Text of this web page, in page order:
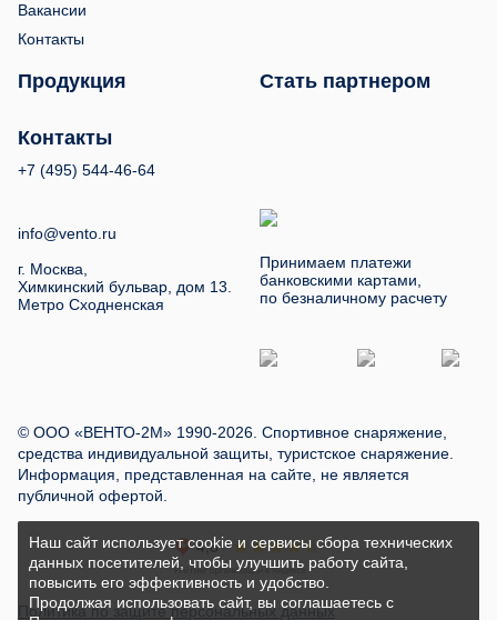
Вакансии
Контакты
Продукция Стать партнером
Контакты
+7 (495) 544-46-64
info@vento.ru
г. Москва,
Химкинский бульвар, дом 13.
Метро Сходненская
Принимаем платежи
банковскими картами,
по безналичному расчету
© ООО «ВЕНТО-2М» 1990-2026. Спортивное снаряжение,
средства индивидуальной защиты, туристское снаряжение.
Информация, представленная на сайте, не является
публичной офертой.
Политика по защите персональных данных
Наш сайт использует cookie и сервисы сбора технических
данных посетителей, чтобы улучшить работу сайта,
повысить его эффективность и удобство.
Продолжая использовать сайт, вы соглашаетесь с